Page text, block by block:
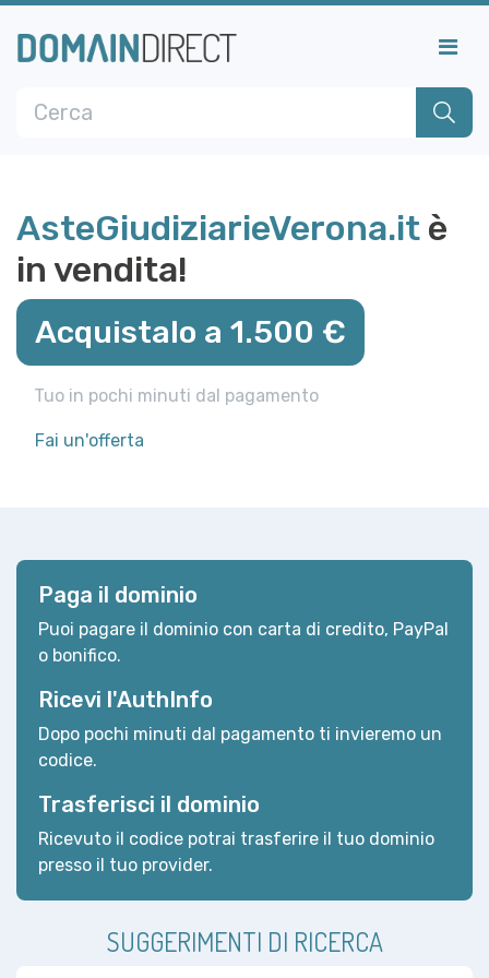
AsteGiudiziarieVerona.it è
in vendita!
Acquistalo a 1.500 €
Tuo in pochi minuti dal pagamento
Fai un'offerta
Paga il dominio
Puoi pagare il dominio con carta di credito, PayPal
o bonifico.
Ricevi l'AuthInfo
Dopo pochi minuti dal pagamento ti invieremo un
codice.
Trasferisci il dominio
Ricevuto il codice potrai trasferire il tuo dominio
presso il tuo provider.
SUGGERIMENTI DI RICERCA